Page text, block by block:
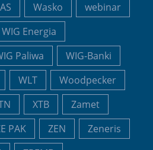
Wasko
webinar
WIG Energia
Paliwa
WIG-Banki
WLT
Woodpecker
XTB
Zamet
PAK ZEN
Zeneris